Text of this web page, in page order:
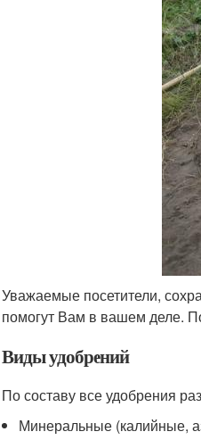
Уважаемые посетители,
помогут Вам в вашем деле.
Виды удобрений
По составу все удобрения
Минеральные (калийные,